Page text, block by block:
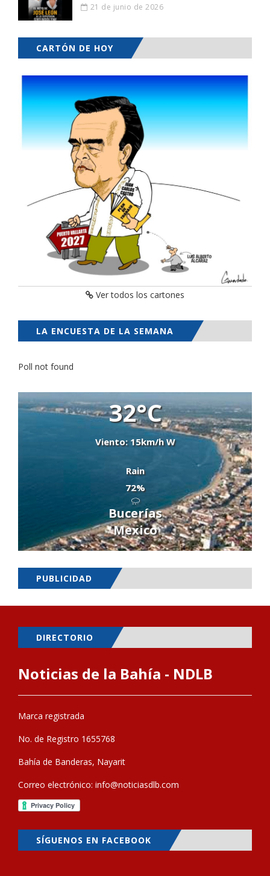
21 de junio de 2026
CARTÓN DE HOY
Ver todos los cartones
LA ENCUESTA DE LA SEMANA
Poll not found
32°C
Viento: 15km/h W
Rain
72%
Bucerías
Mexico
PUBLICIDAD
DIRECTORIO
Noticias de la Bahía - NDLB
Marca registrada
No. de Registro 1655768
Bahía de Banderas, Nayarit
Correo electrónico: info@noticiasdlb.com
SÍGUENOS EN FACEBOOK